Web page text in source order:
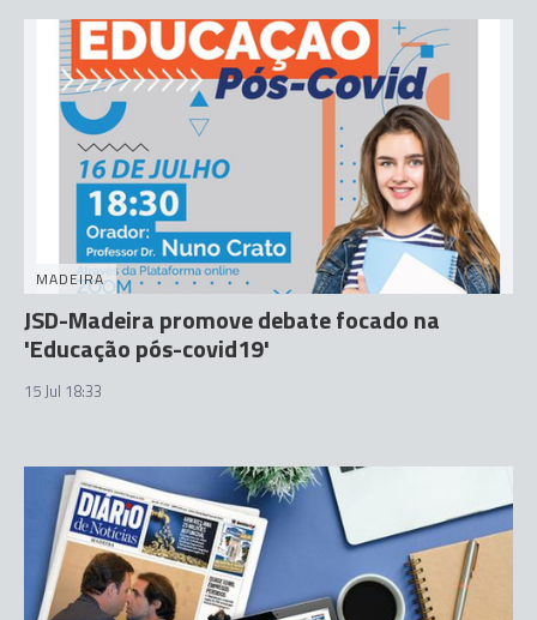
MADEIRA
JSD-Madeira promove debate focado na
'Educação pós-covid19'
15 Jul 18:33